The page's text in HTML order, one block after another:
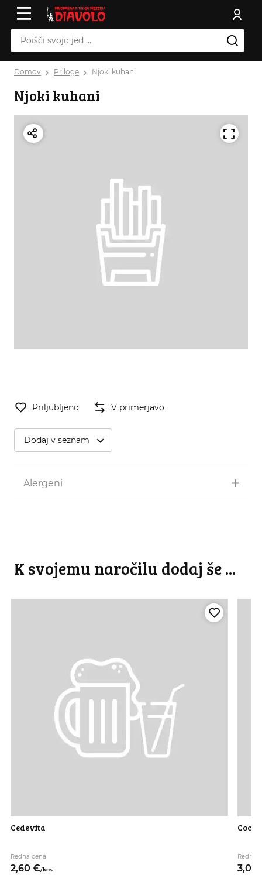
Domov Priloge Njoki kuhani
Njoki kuhani
Priljubljeno V primerjavo
Dodaj v seznam
Alergeni
K svojemu naročilu dodaj še ...
Cedevita
Redna cena
2,60 €/kos
Coca
Redna
3,00